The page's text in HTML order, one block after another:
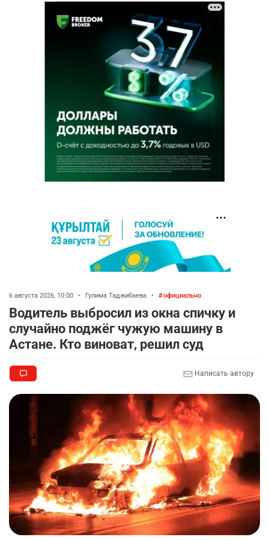
6 августа 2026, 10:00 • Гулима Таджибаева • официально
Водитель выбросил из окна спичку и
случайно поджёг чужую машину в
Астане. Кто виноват, решил суд
Написать автору